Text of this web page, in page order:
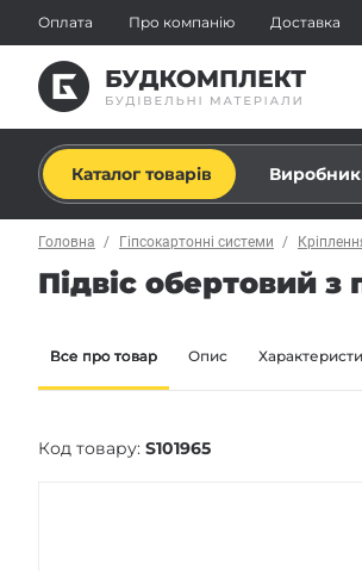
Оплата Про компанію Доставка
Каталог товарів
Головна Гіпсокартонні системи
Підвіс обертовий
Все про товар Опис
Код товару: S101965